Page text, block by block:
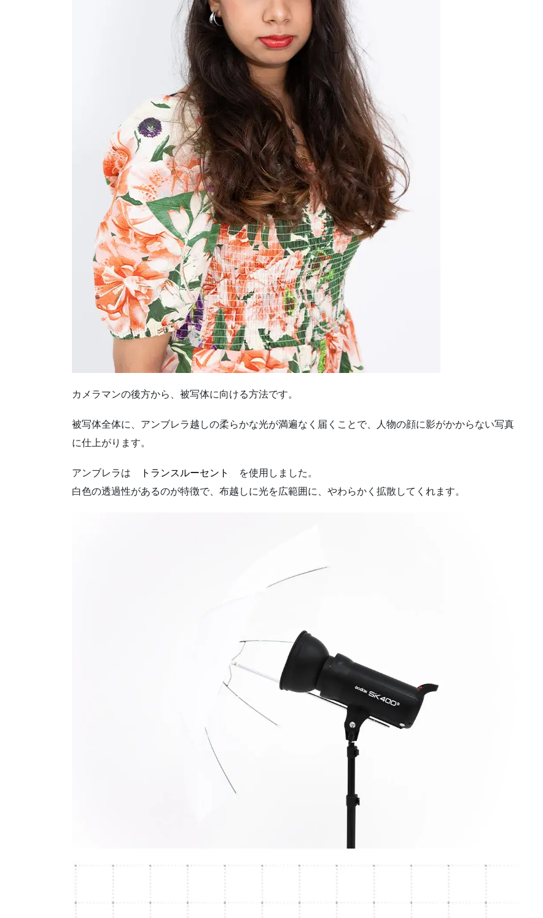
カメラマンの後方から、被写体に向ける方法です。
被写体全体に、アンブレラ越しの柔らかな光が満遍なく届くことで、人物の顔に影がかからない写真
に仕上がります。
アンブレラは トランスルーセント
を使用しました。
白色の透過性があるのが特徴で、布越しに光を広範囲に、やわらかく拡散してくれます。